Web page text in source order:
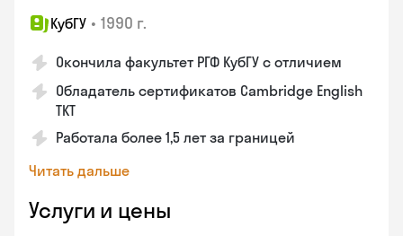
КубГУ • 1990 г.
Окончила факультет РГФ КубГУ с отличием
Обладатель сертификатов Cambridge English
TKT
Работала более 1,5 лет за границей
Читать дальше
Услуги и цены